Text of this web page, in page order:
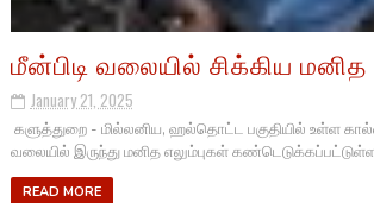
மீன்பிடி வலையில் சிக்கிய மனித
January 21, 2025
களுத்துறை - மில்லனிய, ஹல்தொட்ட பகுதியில் உள்ள
வலையில் இருந்து மனித எலும்புகள்
READ MORE